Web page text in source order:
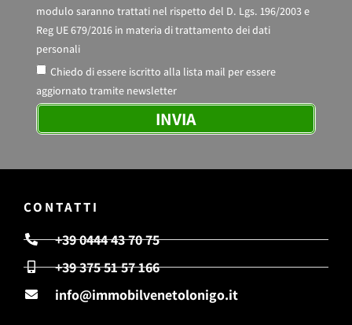
modulo saranno trattati nel rispetto del D. Lgs. 196/2003 e
Reg UE 679/2016 in materia di trattamento dei dati
personali
Chiedo di essere iscritto alla lista mail per essere
aggiornato tramite newsletter
INVIA
CONTATTI
+39 0444 43 70 75
+39 375 51 57 166
info@immobilvenetolonigo.it